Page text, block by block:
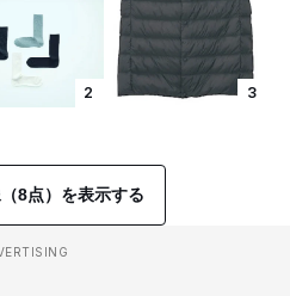
2 3
8点）を表示する